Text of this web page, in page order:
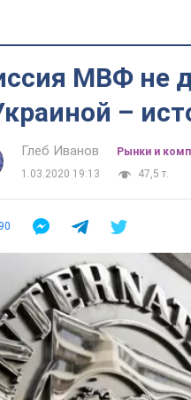
МВФ не
–
Глеб Иванов
Рынки и
1.03.2020 19:13
47,5 т.